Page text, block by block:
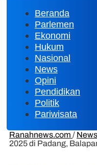
Beranda
Parlemen
Ekonomi
Hukum
Nasional
News
Opini
Pendidikan
Politik
Pariwisata
Ranahnews.com / News
2025 di Padang,